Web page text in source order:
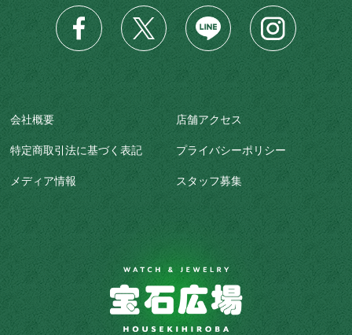
会社概要 店舗アクセス
特定商取引法に基づく表記 プライバシーポリシー
メディア情報 スタッフ募集